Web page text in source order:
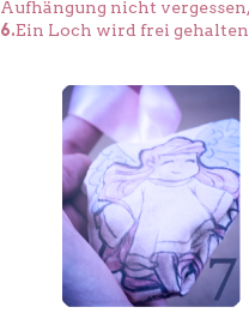
Aufhängung nicht
6.Ein Loch wird frei